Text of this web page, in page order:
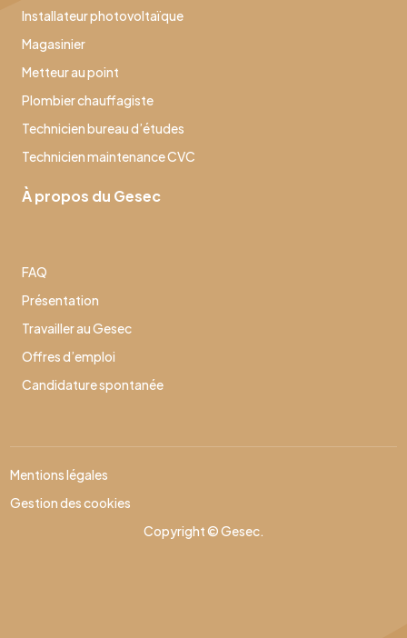
Installateur photovoltaïque
Magasinier
Metteur au point
Plombier chauffagiste
Technicien bureau d’études
Technicien maintenance CVC
À propos du Gesec
FAQ
Présentation
Travailler au Gesec
Offres d’emploi
Candidature spontanée
Copyright © Gesec.
Mentions légales
Gestion des cookies